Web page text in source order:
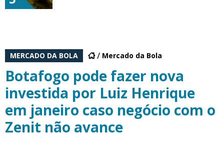
MERCADO DA BOLA Mercado da Bola
Botafogo pode fazer nova
investida por Luiz Henrique
em janeiro caso negócio com o
Zenit não avance